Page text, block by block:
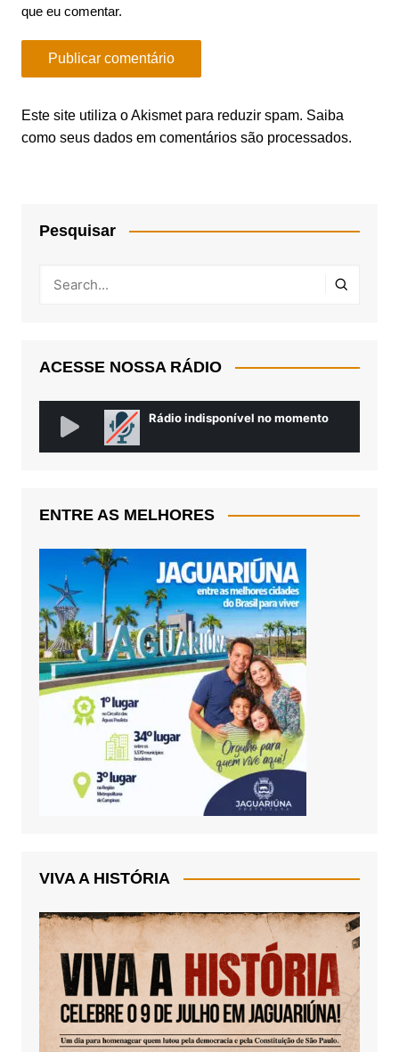
que eu comentar.
Este site utiliza o Akismet para reduzir spam. Saiba
como seus dados em comentários são processados.
Pesquisar
ACESSE NOSSA RÁDIO
ENTRE AS MELHORES
VIVA A HISTÓRIA